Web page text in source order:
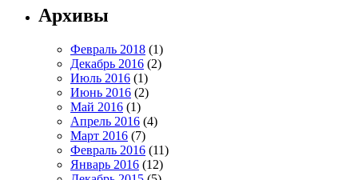
Архивы
Февраль 2018 (1)
Декабрь 2016 (2)
Июль 2016 (1)
Июнь 2016 (2)
Май 2016 (1)
Апрель 2016 (4)
Март 2016 (7)
Февраль 2016 (11)
Январь 2016 (12)